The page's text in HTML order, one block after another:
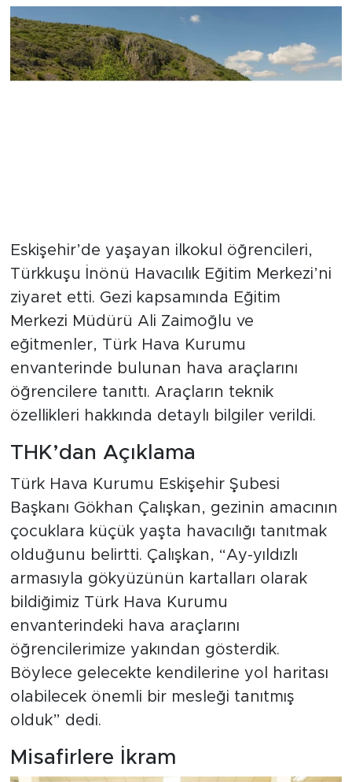
Eskişehir’de yaşayan ilkokul öğrencileri,
Türkkuşu İnönü Havacılık Eğitim Merkezi’ni
ziyaret etti. Gezi kapsamında Eğitim
Merkezi Müdürü Ali Zaimoğlu ve
eğitmenler, Türk Hava Kurumu
envanterinde bulunan hava araçlarını
öğrencilere tanıttı. Araçların teknik
özellikleri hakkında detaylı bilgiler verildi.
THK’dan Açıklama
Türk Hava Kurumu Eskişehir Şubesi
Başkanı Gökhan Çalışkan, gezinin amacının
çocuklara küçük yaşta havacılığı tanıtmak
olduğunu belirtti. Çalışkan, “Ay-yıldızlı
armasıyla gökyüzünün kartalları olarak
bildiğimiz Türk Hava Kurumu
envanterindeki hava araçlarını
öğrencilerimize yakından gösterdik.
Böylece gelecekte kendilerine yol haritası
olabilecek önemli bir mesleği tanıtmış
olduk” dedi.
Misafirlere İkram